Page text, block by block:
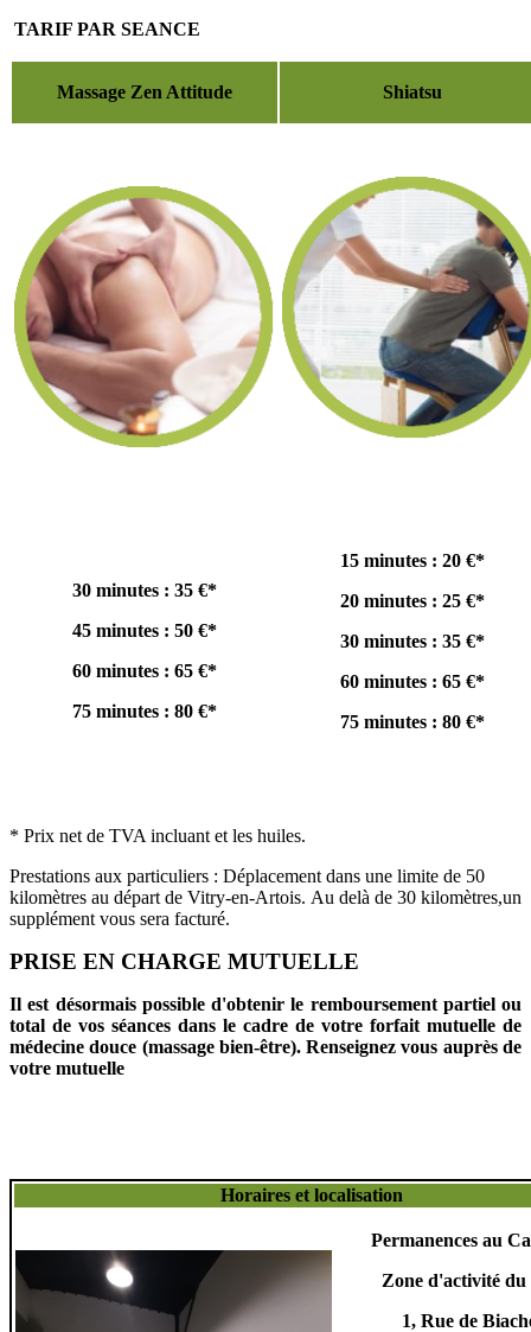
TARIF PAR SEANCE
Massage Zen Attitude Shiatsu
30 minutes : 35 €*
45 minutes : 50 €*
60 minutes : 65 €*
75 minutes : 80 €*
15 minutes : 20 €*
20 minutes : 25 €*
30 minutes : 35 €*
60 minutes : 65 €*
75 minutes : 80 €*
* Prix net de TVA incluant et les huiles.
Prestations aux particuliers : Déplacement dans une limite de 50
kilomètres au départ de Vitry-en-Artois. Au delà de 30 kilomètres,un
supplément vous sera facturé.
PRISE EN CHARGE MUTUELLE
Il est désormais possible d'obtenir le remboursement partiel ou
total de vos séances dans le cadre de votre forfait mutuelle de
médecine douce (massage bien-être). Renseignez vous auprès de
votre mutuelle
Horaires et localisation
Permanences au
Zone d'activité du
1, Rue de